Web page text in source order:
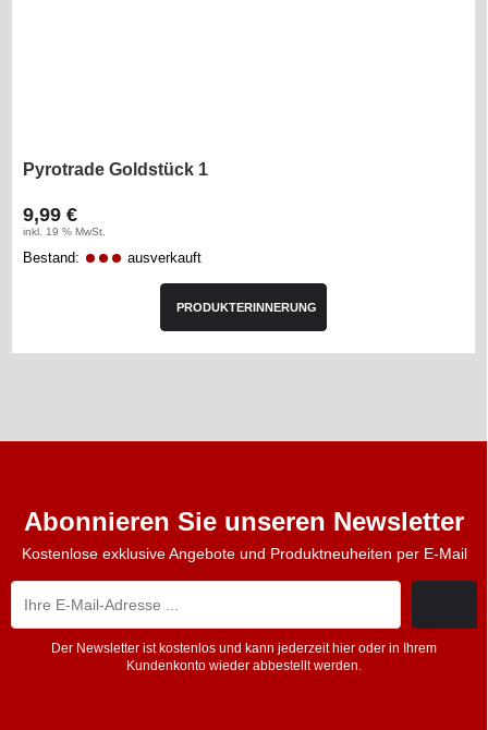
Pyrotrade Goldstück 1
9,99 €
inkl. 19 % MwSt.
Bestand: ausverkauft
PRODUKTERINNERUNG
Abonnieren Sie unseren Newsletter
Kostenlose exklusive Angebote und Produktneuheiten per E-Mail
Der Newsletter ist kostenlos und kann jederzeit hier oder in Ihrem
Kundenkonto wieder abbestellt werden.